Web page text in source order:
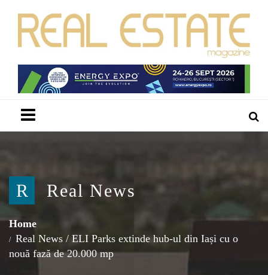
R Real News
Home
Real News / ELI Parks extinde hub-ul din Iași cu o
nouă fază de 20.000 mp